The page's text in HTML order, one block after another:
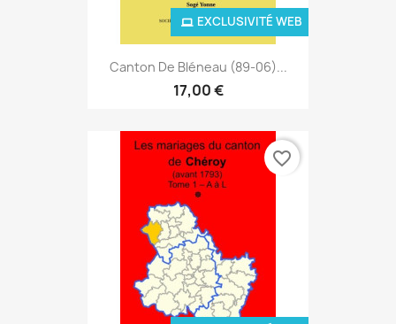
Canton De Bléneau (89-06)...
17,00 €
EXCLUSIVITÉ WEB
favorite_border